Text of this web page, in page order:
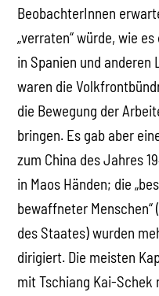
BeobachterInnen
„verraten“ würde, wie
in Spanien und
waren die
die Bewegung der
bringen. Es gab aber
zum China des Jahres
in Maos Händen; die
bewaffneter Menschen“
des Staates) wurden
dirigiert. Die meisten
mit Tschiang Kai-Schek